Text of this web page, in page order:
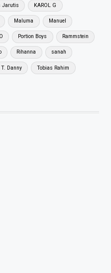
Jarutis KAROL G
Maluma Manuel
Portion Boys Rammstein
Rihanna sanah
T. Danny Tobias Rahim